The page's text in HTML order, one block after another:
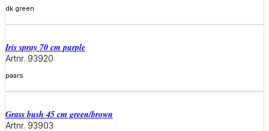
dk green
Meer informatie
iris spray 70 cm purple
Artnr. 93920
paars
Meer informatie
grass bush 45 cm green/brown
Artnr. 93903